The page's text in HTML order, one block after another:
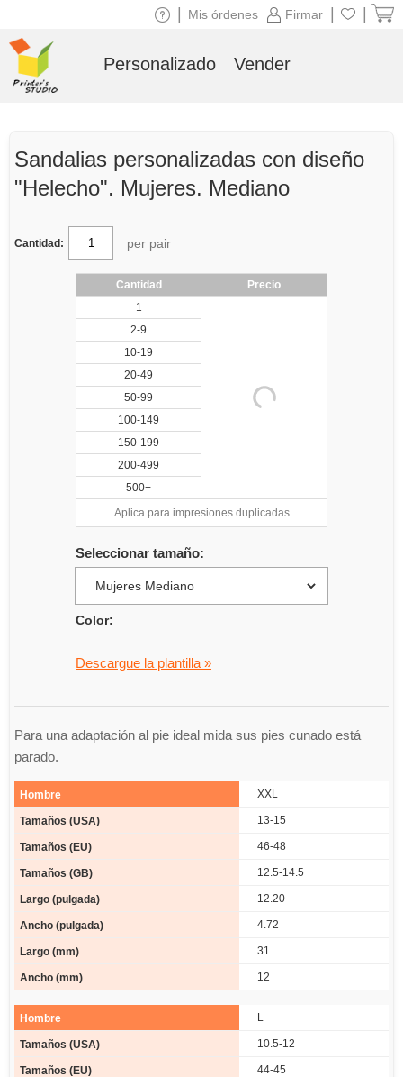
Sandalias personalizadas con diseño
"Helecho". Mujeres. Mediano
Cantidad: per pair
Cantidad
Precio
1
2-9
10-19
20-49
50-99
100-149
150-199
200-499
500+
Aplica para impresiones duplicadas
Seleccionar tamaño:
Color:
Descargue la plantilla »
Para una adaptación al pie ideal mida sus pies cunado está
parado.
XXL
13-15
46-48
12.5-14.5
12.20
4.72
31
12
L
10.5-12
44-45
Firmar
Mis órdenes
Personalizado Vender